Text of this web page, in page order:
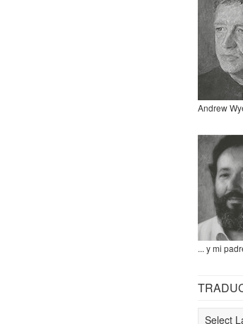
Andrew
... y mi